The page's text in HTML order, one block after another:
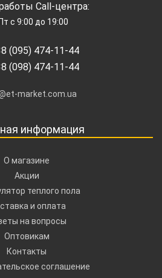
Call-центра:
с 9:00 до 19:00
(095) 474-11-44
(098) 474-11-44
market.com.ua
информация
О магазине
Акции
теплого пола
и оплата
на вопросы
Оптовикам
Контакты
соглашение